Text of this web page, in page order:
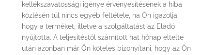
kellékszavatossági igénye érvényesítésének a hiba
közlésén túl nincs egyéb feltétele, ha Ön igazolja,
hogy a terméket, illetve a szolgáltatást az Eladó
nyújtotta. A teljesítéstől számított hat hónap eltelte
után azonban már Ön köteles bizonyítani, hogy az Ön